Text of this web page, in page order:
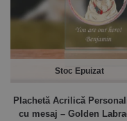
Stoc Epuizat
Plachetă Acrilică
cu mesaj – Golden